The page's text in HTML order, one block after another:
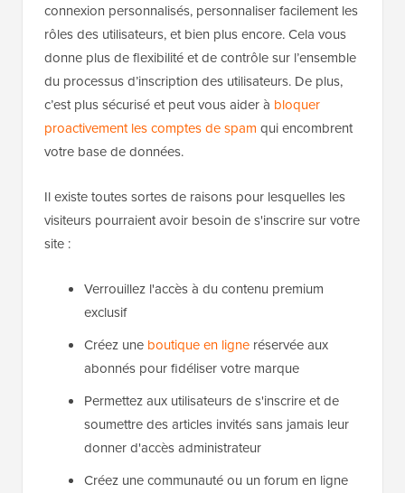
connexion personnalisés, personnaliser facilement les
rôles des utilisateurs, et bien plus encore. Cela vous
donne plus de flexibilité et de contrôle sur l’ensemble
du processus d’inscription des utilisateurs. De plus,
c’est plus sécurisé et peut vous aider à bloquer
proactivement les comptes de spam qui encombrent
votre base de données.
Il existe toutes sortes de raisons pour lesquelles les
visiteurs pourraient avoir besoin de s'inscrire sur votre
site :
Verrouillez l'accès à du contenu premium
exclusif
Créez une boutique en ligne réservée aux
abonnés pour fidéliser votre marque
Permettez aux utilisateurs de s'inscrire et de
soumettre des articles invités sans jamais leur
donner d'accès administrateur
Créez une communauté ou un forum en ligne